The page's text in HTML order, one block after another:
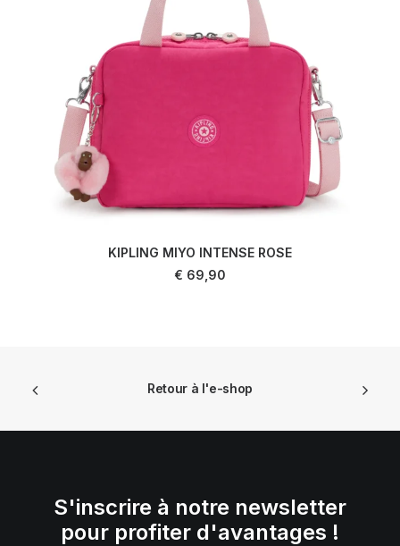
KIPLING MIYO INTENSE ROSE
€ 69,90
Retour à l'e-shop
S'inscrire à notre newsletter
pour profiter d'avantages !